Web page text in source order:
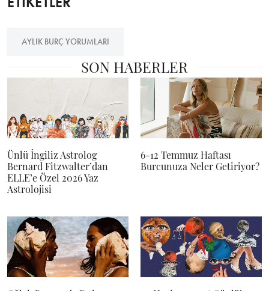
AYLIK BURÇ YORUMLARI
SON HABERLER
Ünlü İngiliz Astrolog
Bernard Fitzwalter’dan
ELLE’e Özel 2026 Yaz
Astrolojisi
6-12 Temmuz Haftası
Burcunuza Neler Getiriyor?